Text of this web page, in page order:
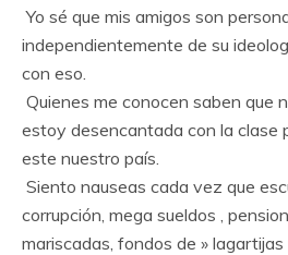
Yo sé que mis amigos son
independientemente de su
con eso.
Quienes me conocen saben que
estoy desencantada con la clase
este nuestro país.
Siento nauseas cada vez que
corrupción, mega sueldos ,
mariscadas, fondos de »